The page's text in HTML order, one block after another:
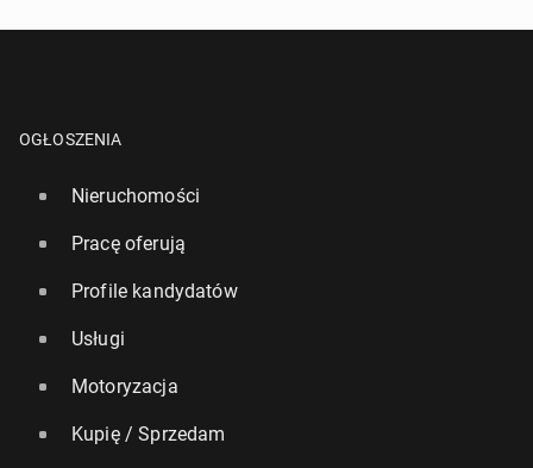
OGŁOSZENIA
Nieruchomości
Pracę oferują
Profile kandydatów
Usługi
Motoryzacja
Kupię / Sprzedam